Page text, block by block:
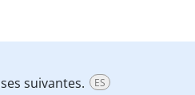
suivantes. ES